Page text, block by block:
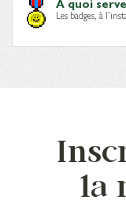
Les badges, à
la